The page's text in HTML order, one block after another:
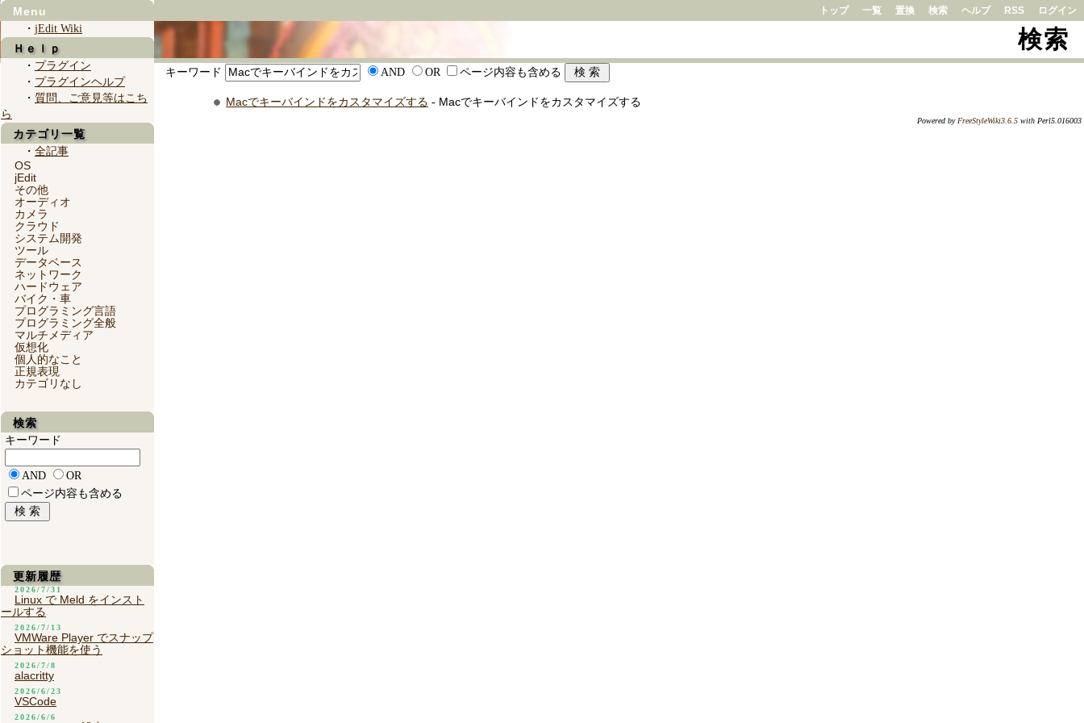
トップ 一覧 置換 検索 ヘルプ RSS ログイン
検索
キーワード AND OR ページ内容も含める
Macでキーバインドをカスタマイズする - Macでキーバインドをカスタマイズする
Menu
・ jEdit Wiki
Ｈｅｌｐ
・ プラグイン
・ プラグインヘルプ
・ 質問、ご意見等はこち
ら
カテゴリ一覧
・ 全記事
OS
jEdit
その他
オーディオ
カメラ
クラウド
システム開発
ツール
データベース
ネットワーク
ハードウェア
バイク・車
プログラミング言語
プログラミング全般
マルチメディア
仮想化
個人的なこと
正規表現
カテゴリなし
検索
キーワード
AND
OR
ページ内容も含める
更新履歴
2026/7/31
Linux で Meld をインスト
ールする
2026/7/13
VMWare Player でスナップ
ショット機能を使う
2026/7/8
alacritty
2026/6/23
VSCode
2026/6/6
Powered by FreeStyleWiki3.6.5 with Perl5.016003